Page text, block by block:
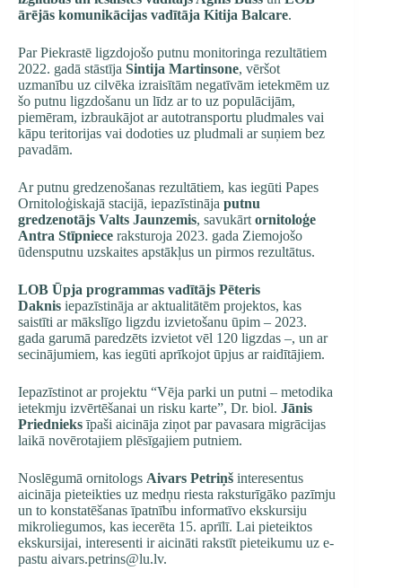
ārējās komunikācijas vadītāja Kitija Balcare.
Par Piekrastē ligzdojošo putnu monitoringa rezultātiem
2022. gadā stāstīja Sintija Martinsone, vēršot
uzmanību uz cilvēka izraisītām negatīvām ietekmēm uz
šo putnu ligzdošanu un līdz ar to uz populācijām,
piemēram, izbraukājot ar autotransportu pludmales vai
kāpu teritorijas vai dodoties uz pludmali ar suņiem bez
pavadām.
Ar putnu gredzenošanas rezultātiem, kas iegūti Papes
Ornitoloģiskajā stacijā, iepazīstināja putnu
gredzenotājs Valts Jaunzemis, savukārt ornitoloģe
Antra Stīpniece raksturoja 2023. gada Ziemojošo
ūdensputnu uzskaites apstākļus un pirmos rezultātus.
LOB Ūpja programmas vadītājs Pēteris
Daknis iepazīstināja ar aktualitātēm projektos, kas
saistīti ar mākslīgo ligzdu izvietošanu ūpim – 2023.
gada garumā paredzēts izvietot vēl 120 ligzdas –, un ar
secinājumiem, kas iegūti aprīkojot ūpjus ar raidītājiem.
Iepazīstinot ar projektu “Vēja parki un putni – metodika
ietekmju izvērtēšanai un risku karte”, Dr. biol. Jānis
Priednieksīpaši aicināja ziņot par pavasara migrācijas
laikā novērotajiem plēsīgajiem putniem.
Noslēgumā ornitologs Aivars Petriņš interesentus
aicināja pieteikties uz medņu riesta raksturīgāko pazīmju
un to konstatēšanas īpatnību informatīvo ekskursiju
mikroliegumos, kas iecerēta 15. aprīlī. Lai pieteiktos
ekskursijai, interesenti ir aicināti rakstīt pieteikumu uz e-
pastu aivars.petrins@lu.lv.